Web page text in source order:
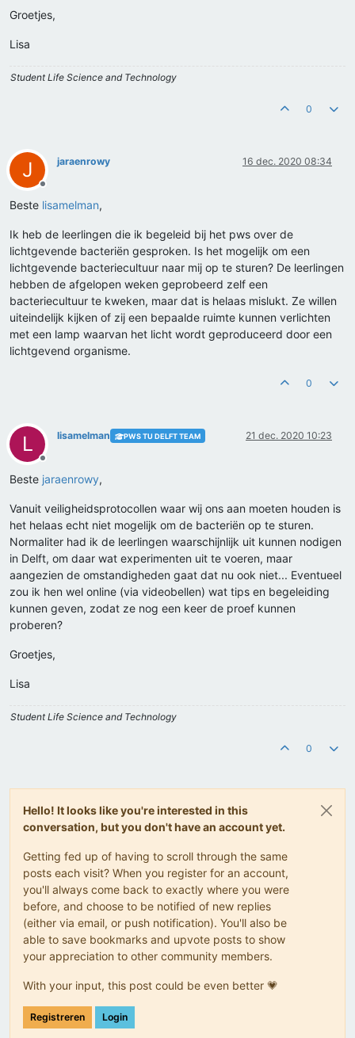
Groetjes,
Lisa
Student Life Science and Technology
0
J
Offline
jaraenrowy 16 dec. 2020 08:34
Beste lisamelman,
Ik heb de leerlingen die ik begeleid bij het pws over de
lichtgevende bacteriën gesproken. Is het mogelijk om een
lichtgevende bacteriecultuur naar mij op te sturen? De leerlingen
hebben de afgelopen weken geprobeerd zelf een
bacteriecultuur te kweken, maar dat is helaas mislukt. Ze willen
uiteindelijk kijken of zij een bepaalde ruimte kunnen verlichten
met een lamp waarvan het licht wordt geproduceerd door een
lichtgevend organisme.
0
L
Offline
lisamelman PWS TU DELFT TEAM 21 dec. 2020 10:23
Beste jaraenrowy,
Vanuit veiligheidsprotocollen waar wij ons aan moeten houden is
het helaas echt niet mogelijk om de bacteriën op te sturen.
Normaliter had ik de leerlingen waarschijnlijk uit kunnen nodigen
in Delft, om daar wat experimenten uit te voeren, maar
aangezien de omstandigheden gaat dat nu ook niet... Eventueel
zou ik hen wel online (via videobellen) wat tips en begeleiding
kunnen geven, zodat ze nog een keer de proef kunnen
proberen?
Groetjes,
Lisa
Student Life Science and Technology
0
Hello! It looks like you're interested in this
conversation, but you don't have an account yet.
Getting fed up of having to scroll through the same
posts each visit? When you register for an account,
you'll always come back to exactly where you were
before, and choose to be notified of new replies
(either via email, or push notification). You'll also be
able to save bookmarks and upvote posts to show
your appreciation to other community members.
With your input, this post could be even better 💗
Registreren Login